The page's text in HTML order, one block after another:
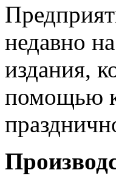
недавно
издания,
помощью